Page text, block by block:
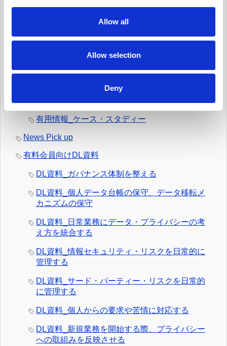
Allow all
Allow selection
Deny
への取組みを反映させる
有用情報_データ侵害マネジメント・プログラム
を定常的に更新する
有用情報_日常業務でのデータの取扱いとルール
有用情報_ケース・スタディー
News Pick up
有料会員向けDL資料
DL資料_ガバナンス体制を整える
DL資料_個人データ台帳の保守、データ移転メ
カニズムの保守
DL資料_日常業務にデータ・プライバシーの考
え方を統合する
DL資料_情報セキュリティ・リスクを日常的に
管理する
DL資料_サード・パーティー・リスクを日常的
に管理する
DL資料_個人からの要求や苦情に対応する
DL資料_新規業務を開始する際、プライバシー
への取組みを反映させる